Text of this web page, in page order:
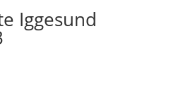
Iggesund